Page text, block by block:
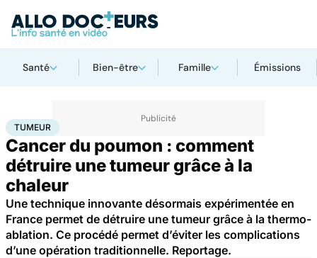
Santé Bien-être Famille Émissions
AccueilSanté Tumeur
TUMEUR
Cancer du poumon : comment
détruire une tumeur grâce à la
chaleur
Une technique innovante désormais expérimentée en
France permet de détruire une tumeur grâce à la thermo-
ablation. Ce procédé permet d’éviter les complications
d’une opération traditionnelle. Reportage.